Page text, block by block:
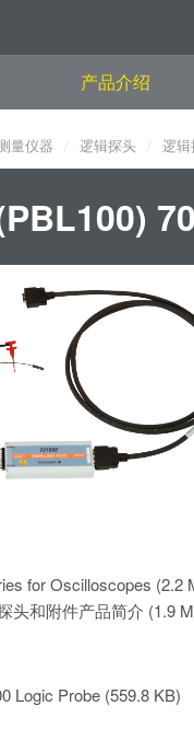
产品介绍
量仪器 逻辑探头 逻
for Oscilloscopes (2.2
头和附件产品简介 (1.9
Logic Probe (559.8 KB)